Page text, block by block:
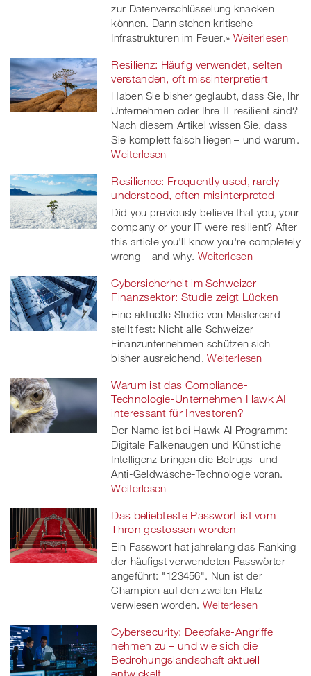
er
zur Datenverschlüsselung knacken
können. Dann stehen kritische
Infrastrukturen im Feuer.» Weiterlesen
Resilienz: Häufig verwendet, selten
verstanden, oft missinterpretiert
Haben Sie bisher geglaubt, dass Sie, Ihr
Unternehmen oder Ihre IT resilient sind?
Nach diesem Artikel wissen Sie, dass
Sie komplett falsch liegen – und warum.
Weiterlesen
Resilience: Frequently used, rarely
understood, often misinterpreted
Did you previously believe that you, your
company or your IT were resilient? After
this article you'll know you're completely
wrong – and why. Weiterlesen
Cybersicherheit im Schweizer
Finanzsektor: Studie zeigt Lücken
Eine aktuelle Studie von Mastercard
stellt fest: Nicht alle Schweizer
Finanzunternehmen schützen sich
bisher ausreichend. Weiterlesen
Warum ist das Compliance-
Technologie-Unternehmen Hawk AI
interessant für Investoren?
Der Name ist bei Hawk AI Programm:
Digitale Falkenaugen und Künstliche
Intelligenz bringen die Betrugs- und
Anti-Geldwäsche-Technologie voran.
Weiterlesen
Das beliebteste Passwort ist vom
Thron gestossen worden
Ein Passwort hat jahrelang das Ranking
der häufigst verwendeten Passwörter
angeführt: "123456". Nun ist der
Champion auf den zweiten Platz
verwiesen worden. Weiterlesen
Cybersecurity: Deepfake-Angriffe
nehmen zu – und wie sich die
Bedrohungslandschaft aktuell
entwickelt